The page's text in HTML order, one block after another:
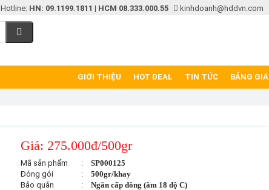
Hotline: HN: 09.1199.1811 | HCM 08.333.000.55 kinhdoanh@hddvn.com
GIỚI THIỆU HOT DEAL TIN TỨC BẢNG GIÁ
Giá: 275.000đ/500gr
Mã sản phẩm :
SP000125
Đóng gói
:
500gr/khay
Bảo quản
:
Ngăn cấp đông (âm 18 độ C)